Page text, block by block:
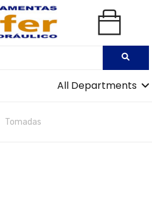
All Departments
Tomadas